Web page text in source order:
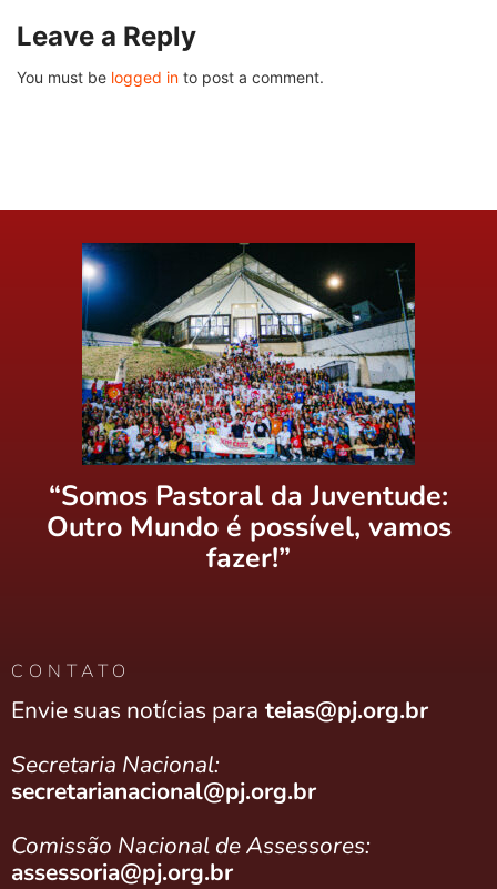
Leave a Reply
You must be logged in to post a comment.
“Somos Pastoral da Juventude:
Outro Mundo é possível, vamos
fazer!”
CONTATO
Envie suas notícias para teias@pj.org.br
Secretaria Nacional:
secretarianacional@pj.org.br
Comissão Nacional de Assessores:
assessoria@pj.org.br